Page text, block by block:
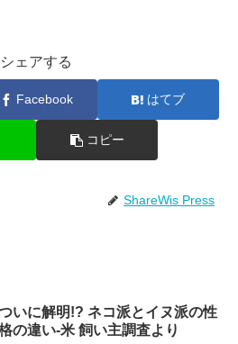
シェアする
Facebook はてブ
コピー
ShareWis Press
いに解明!? ネコ派とイヌ派の性
の違い-米 飼い主調査より